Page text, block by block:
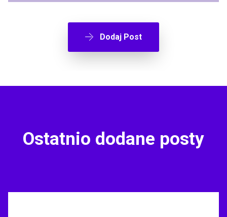
Dodaj Post
Ostatnio dodane posty